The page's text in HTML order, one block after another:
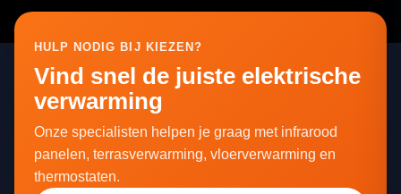
HULP NODIG BIJ KIEZEN?
Vind snel de juiste elektrische
verwarming
Onze specialisten helpen je graag met infrarood
panelen, terrasverwarming, vloerverwarming en
thermostaten.